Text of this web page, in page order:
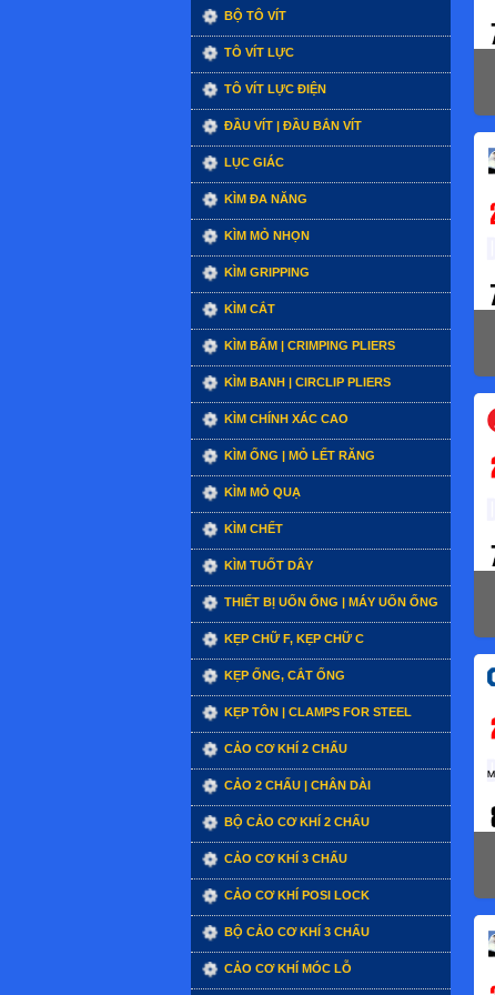
BỘ TÔ VÍT
TÔ VÍT LỰC
TÔ VÍT LỰC ĐIỆN
ĐẦU VÍT | ĐẦU BẮN VÍT
LỤC GIÁC
KÌM ĐA NĂNG
KÌM MỎ NHỌN
KÌM GRIPPING
KÌM CẮT
KÌM BẤM | CRIMPING PLIERS
KÌM BANH | CIRCLIP PLIERS
KÌM CHÍNH XÁC CAO
KÌM ỐNG | MỎ LẾT RĂNG
KÌM MỎ QUẠ
KÌM CHẾT
KÌM TUỐT DÂY
THIẾT BỊ UỐN ỐNG | MÁY UỐN ỐNG
KẸP CHỮ F, KẸP CHỮ C
KẸP ỐNG, CẮT ỐNG
KẸP TÔN | CLAMPS FOR STEEL
CẢO CƠ KHÍ 2 CHẤU
CẢO 2 CHẤU | CHÂN DÀI
BỘ CẢO CƠ KHÍ 2 CHẤU
CẢO CƠ KHÍ 3 CHẤU
CẢO CƠ KHÍ POSI LOCK
BỘ CẢO CƠ KHÍ 3 CHẤU
CẢO CƠ KHÍ MÓC LỖ